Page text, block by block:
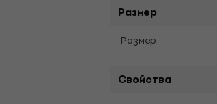
Размер
Pазмер
Свойства